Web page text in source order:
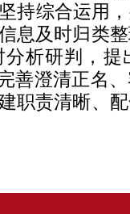
持综合运用
息及时归类
析研判，提
善澄清正名
职责清晰、